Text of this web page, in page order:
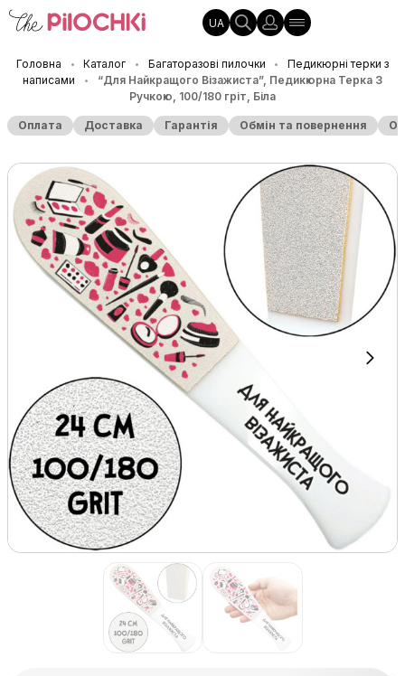
UA
Головна • Каталог • Багаторазові пилочки •
Педикюрні терки з
написами
•
“Для Найкращого Візажиста”, Педикюрна Терка З
Ручкою, 100/180 гріт, Біла
Оплата Доставка Гарантія Обмін та повернення